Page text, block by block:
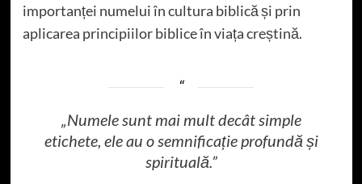
importanței numelui în cultura biblică și prin
aplicarea principiilor biblice în viața creștină.
„Numele sunt mai mult decât simple
etichete, ele au o semnificație profundă și
spirituală.”